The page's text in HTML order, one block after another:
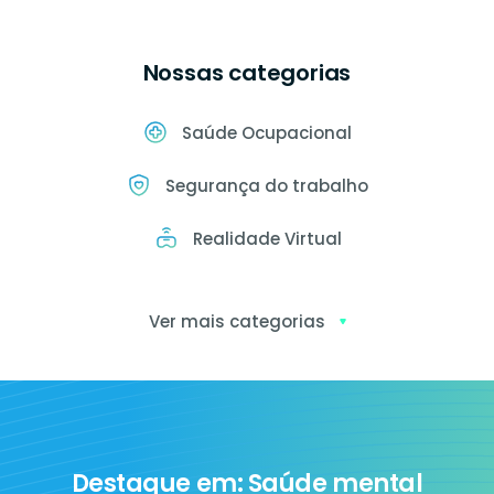
Nossas categorias
Saúde Ocupacional
Segurança do trabalho
Realidade Virtual
Ver mais categorias
Destaque em: Saúde mental